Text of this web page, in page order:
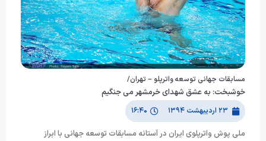
مسابقات جهانی توسعه واترپلو – تهران/
خوشبخت: به عشق شهدای خرمشهر می جنگیم
۲۳ اردیبهشت ۱۳۹۴ ۱۶:۴۰
ملی پوش واترپلوی ایران در آستانه مسابقات توسعه جهانی با ابراز